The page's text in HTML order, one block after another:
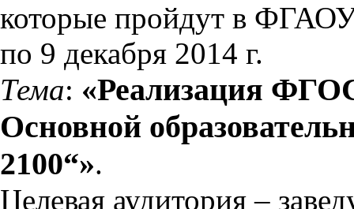
которые пройдут в
по 9 декабря 2014 г.
Тема: «Реализация
Основной
2100“».
Целевая аудитория –